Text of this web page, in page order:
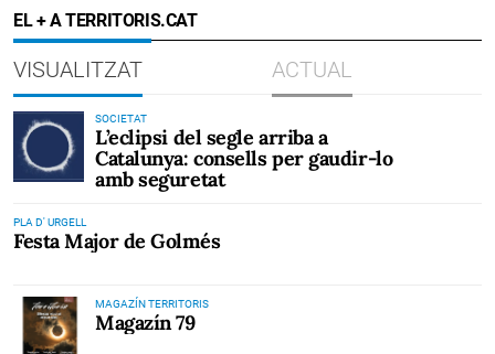
EL + A TERRITORIS.CAT
VISUALITZAT ACTUAL
SOCIETAT
L’eclipsi del segle arriba a
Catalunya: consells per gaudir-lo
amb seguretat
PLA D' URGELL
Festa Major de Golmés
MAGAZÍN TERRITORIS
Magazín 79